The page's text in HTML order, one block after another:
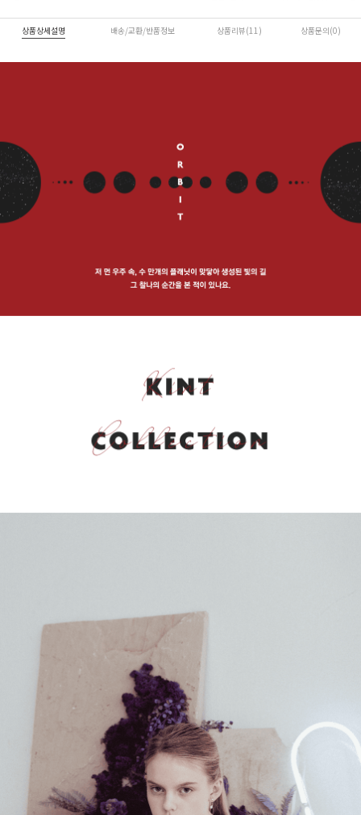
상품상세설명 배송/교환/반품정보 상품리뷰(11) 상품문의(0)